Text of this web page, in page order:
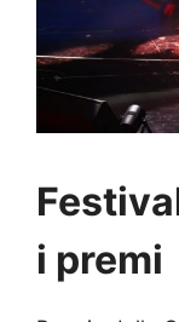
i premi